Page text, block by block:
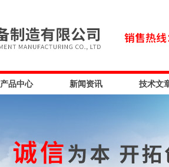
产品中心 新闻资讯 技术文